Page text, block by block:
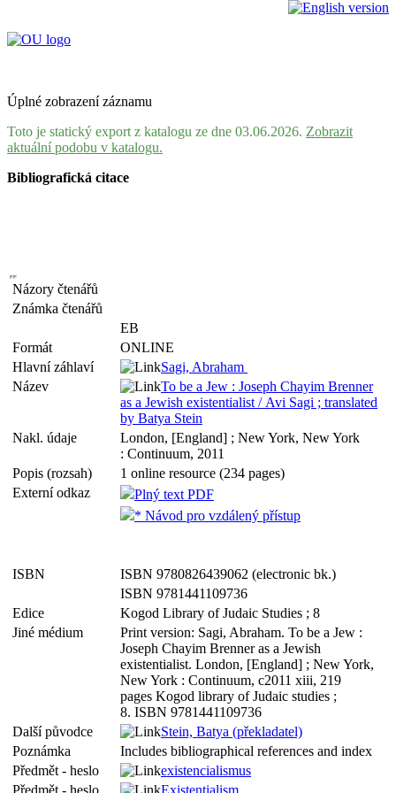
Úplné zobrazení záznamu
Toto je statický export z katalogu ze dne 03.06.2026. Zobrazit
aktuální podobu v katalogu.
Bibliografická citace
Názory čtenářů
Známka čtenářů
EB
Formát
ONLINE
Hlavní záhlaví
Sagi, Abraham
Název
To be a Jew : Joseph Chayim Brenner
as a Jewish existentialist / Avi Sagi ; translated
by Batya Stein
Nakl. údaje
London, [England] ; New York, New York
: Continuum, 2011
Popis (rozsah)
1 online resource (234 pages)
Externí odkaz
Plný text PDF
* Návod pro vzdálený přístup
ISBN
ISBN 9780826439062 (electronic bk.)
ISBN 9781441109736
Edice
Kogod Library of Judaic Studies ; 8
Jiné médium
Print version: Sagi, Abraham. To be a Jew :
Joseph Chayim Brenner as a Jewish
existentialist. London, [England] ; New York,
New York : Continuum, c2011 xiii, 219
pages Kogod library of Judaic studies ;
8. ISBN 9781441109736
Další původce
Stein, Batya (překladatel)
Poznámka
Includes bibliographical references and index
Předmět - heslo
existencialismus
Předmět - heslo
Existentialism